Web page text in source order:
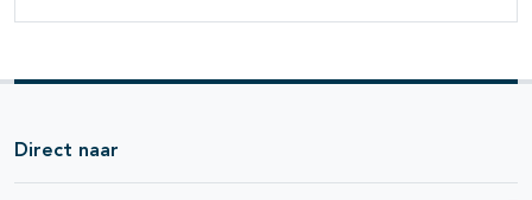
Direct naar